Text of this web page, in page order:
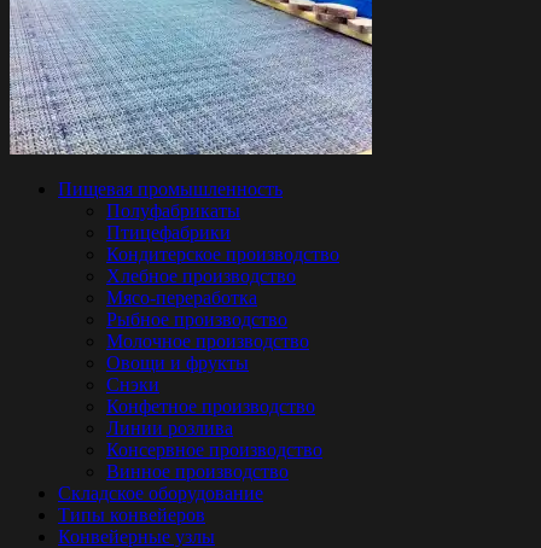
Пищевая промышленность
Полуфабрикаты
Птицефабрики
Кондитерское производство
Хлебное производство
Мясо-переработка
Рыбное производство
Молочное производство
Овощи и фрукты
Снэки
Конфетное производство
Линии розлива
Консервное производство
Винное производство
Складское оборудование
Типы конвейеров
Конвейерные узлы